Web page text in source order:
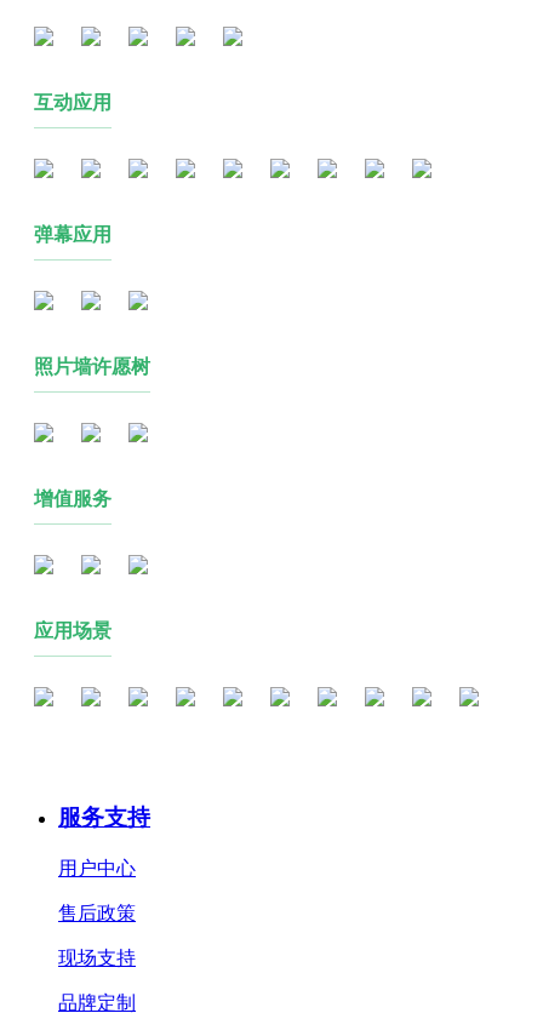
互动应用
弹幕应用
照片墙许愿树
增值服务
应用场景
服务支持
用户中心
售后政策
现场支持
品牌定制